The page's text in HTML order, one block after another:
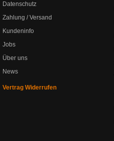
Datenschutz
Zahlung / Versand
Kundeninfo
Jobs
Über uns
News
Vertrag Widerrufen